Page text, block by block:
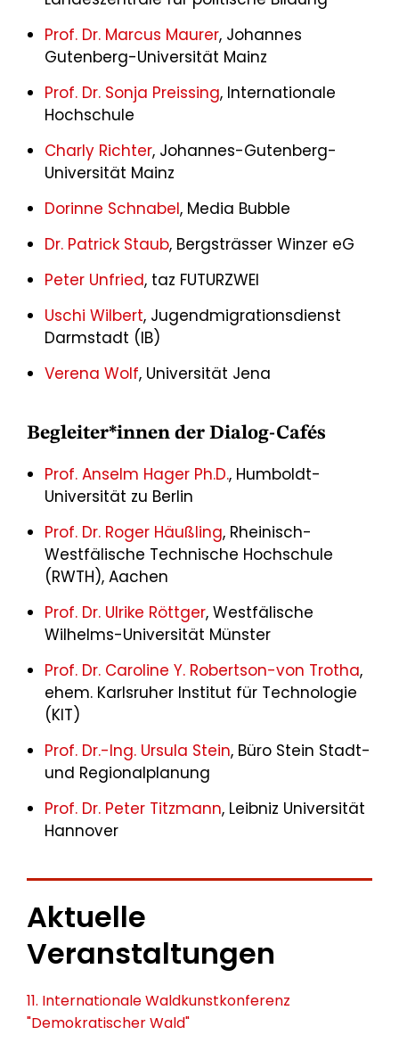
Prof. Dr. Marcus Maurer, Johannes
Gutenberg-Universität Mainz
Prof. Dr. Sonja Preissing, Internationale
Hochschule
Charly Richter, Johannes-Gutenberg-
Universität Mainz
Dorinne Schnabel, Media Bubble
Dr. Patrick Staub, Bergsträsser Winzer eG
Peter Unfried, taz FUTURZWEI
Uschi Wilbert, Jugendmigrationsdienst
Darmstadt (IB)
Verena Wolf, Universität Jena
Begleiter*innen der Dialog-Cafés
Prof. Anselm Hager Ph.D., Humboldt-
Universität zu Berlin
Prof. Dr. Roger Häußling, Rheinisch-
Westfälische Technische Hochschule
(RWTH), Aachen
Prof. Dr. Ulrike Röttger, Westfälische
Wilhelms-Universität Münster
Prof. Dr. Caroline Y. Robertson-von Trotha,
ehem. Karlsruher Institut für Technologie
(KIT)
Prof. Dr.-Ing. Ursula Stein, Büro Stein Stadt-
und Regionalplanung
Prof. Dr. Peter Titzmann, Leibniz Universität
Hannover
Aktuelle
Veranstaltungen
11. Internationale Waldkunstkonferenz
"Demokratischer Wald"